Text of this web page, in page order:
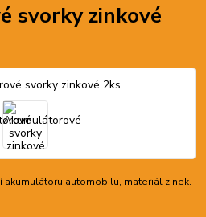
svorky zinkové
automobilu, materiál zinek.